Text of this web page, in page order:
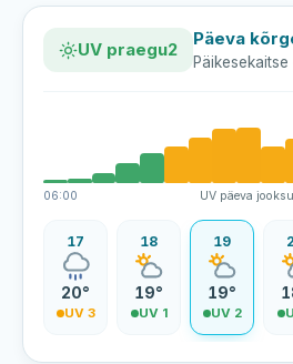
UV praegu2
Päeva
06:00 UV päeva
17
20°
UV 3
18
19°
UV 1
19
19°
UV 2